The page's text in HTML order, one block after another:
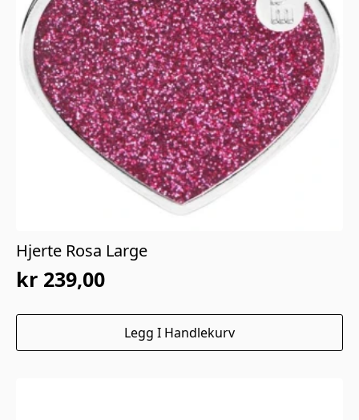
Hjerte Rosa Large
kr 239,00
Legg I Handlekurv